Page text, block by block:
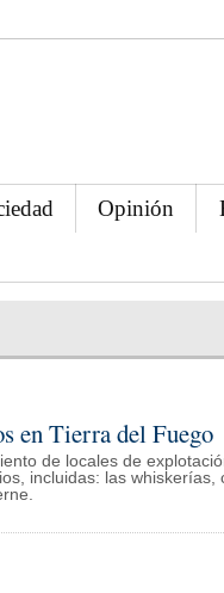
Opinión
en Tierra del Fuego
de locales de
incluidas: las whiskerías,